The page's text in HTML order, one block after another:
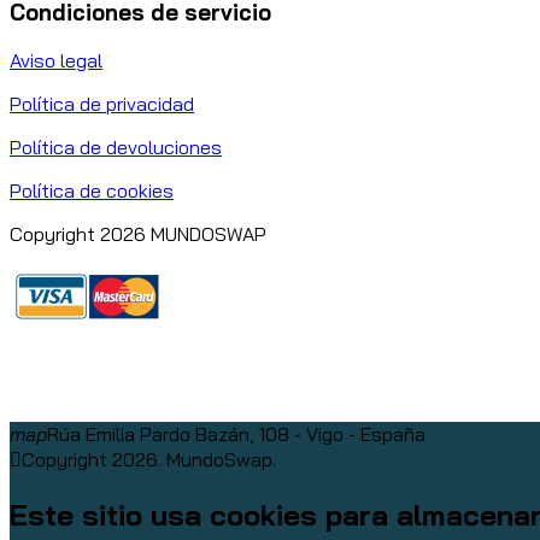
Condiciones de servicio
Aviso legal
Política de privacidad
Política de devoluciones
Política de cookies
Copyright 2026 MUNDOSWAP
mapRúa Emilia Pardo Bazán, 108 - Vigo - España
Copyright 2026. MundoSwap.
Este sitio usa cookies para